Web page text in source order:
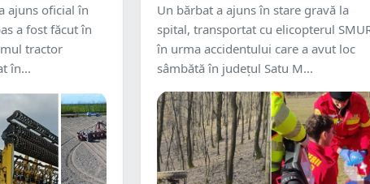
ajuns oficial în
a fost făcut în
tractor
în...
Un bărbat a ajuns în stare gravă la
spital, transportat cu elicopterul
în urma accidentului care a avut loc
sâmbătă în județul Satu M...